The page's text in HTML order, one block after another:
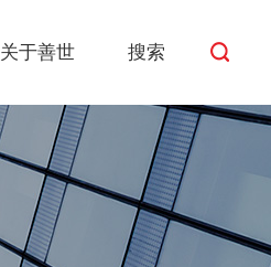
关于善世 搜索